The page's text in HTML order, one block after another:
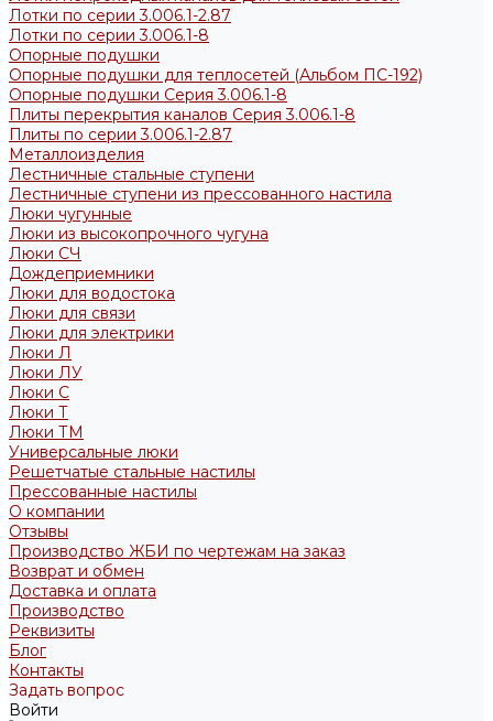
Лотки по серии 3.006.1-2.87
Лотки по серии 3.006.1-8
Опорные подушки
Опорные подушки для теплосетей (Альбом ПС-192)
Опорные подушки Серия 3.006.1-8
Плиты перекрытия каналов Серия 3.006.1-8
Плиты по серии 3.006.1-2.87
Металлоизделия
Лестничные стальные ступени
Лестничные ступени из прессованного настила
Люки чугунные
Люки из высокопрочного чугуна
Люки СЧ
Дождеприемники
Люки для водостока
Люки для связи
Люки для электрики
Люки Л
Люки ЛУ
Люки С
Люки Т
Люки ТМ
Универсальные люки
Решетчатые стальные настилы
Прессованные настилы
О компании
Отзывы
Производство ЖБИ по чертежам на заказ
Возврат и обмен
Доставка и оплата
Производство
Реквизиты
Блог
Контакты
Задать вопрос
Войти